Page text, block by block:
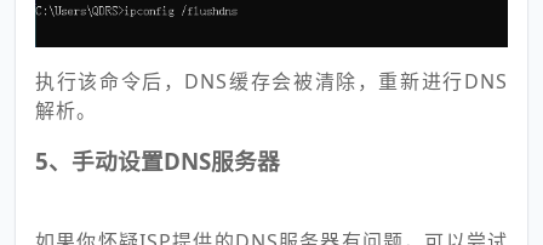
执行该命令后，DNS缓存会被清除，重新进行DNS
解析。
5、手动设置DNS服务器